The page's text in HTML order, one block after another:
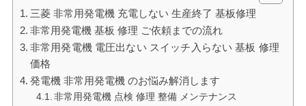
三菱 非常用発電機 充電しない 生産終了 基板修理
非常用発電機 基板 修理 ご依頼までの流れ
非常用発電機 電圧出ない スイッチ入らない 基板 修理
価格
発電機 非常用発電機 のお悩み解消します
非常用発電機 点検 修理 整備 メンテナンス